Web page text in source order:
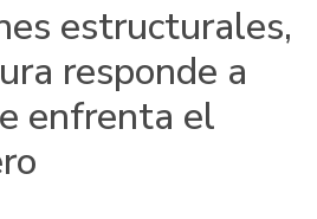
estructurales,
responde a
enfrenta el